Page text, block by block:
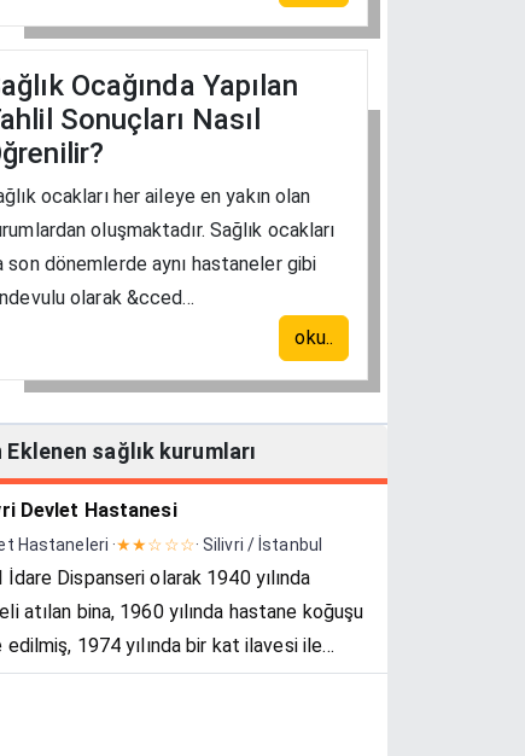
Ocağında Yapılan
Sonuçları Nasıl
ocakları her aileye en yakın olan
oluşmaktadır. Sağlık ocakları
son dönemlerde aynı hastaneler gibi
olarak &cced...
oku..
Eklenen sağlık kurumları
Devlet Hastanesi
Hastaneleri ·★★☆☆☆· Silivri / İstanbul
İdare Dispanseri olarak 1940 yılında
atılan bina, 1960 yılında hastane koğuşu
edilmiş, 1974 yılında bir kat ilavesi ile
1982 yılında 10 yataklı sağlık